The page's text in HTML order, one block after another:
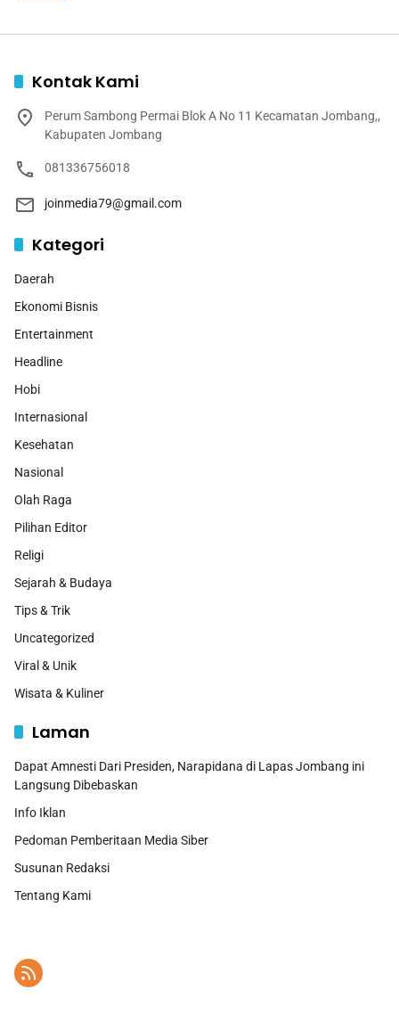
Kontak Kami
Perum Sambong Permai Blok A No 11 Kecamatan Jombang,,
Kabupaten Jombang
081336756018
joinmedia79@gmail.com
Kategori
Daerah
Ekonomi Bisnis
Entertainment
Headline
Hobi
Internasional
Kesehatan
Nasional
Olah Raga
Pilihan Editor
Religi
Sejarah & Budaya
Tips & Trik
Uncategorized
Viral & Unik
Wisata & Kuliner
Laman
Dapat Amnesti Dari Presiden, Narapidana di Lapas Jombang ini
Langsung Dibebaskan
Info Iklan
Pedoman Pemberitaan Media Siber
Susunan Redaksi
Tentang Kami